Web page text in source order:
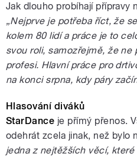
Jak dlouho probíhají přípravy
„Nejprve je potřeba říct, že
kolem 80 lidí a práce je to
svou roli, samozřejmě, že ne
profesi. Hlavní práce pro
na konci srpna, kdy páry
Hlasování diváků
StarDance je přímý přenos.
odehrát zcela jinak, než bylo
jedna z nejtěžších věcí, které